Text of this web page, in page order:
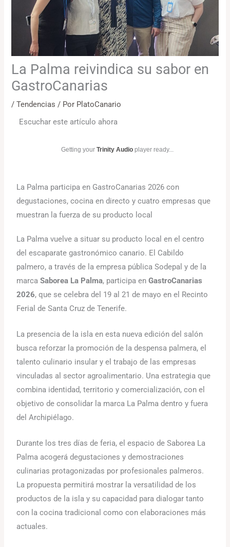
La Palma reivindica su sabor en
GastroCanarias
/Tendencias / Por PlatoCanario
Escuchar este artículo ahora
Getting yourTrinity Audio player ready...
La Palma participa en GastroCanarias 2026 con
degustaciones, cocina en directo y cuatro empresas que
muestran la fuerza de su producto local
La Palma vuelve a situar su producto local en el centro
del escaparate gastronómico canario. El Cabildo
palmero, a través de la empresa pública Sodepal y de la
marcaSaborea La Palma, participa enGastroCanarias
2026, que se celebra del 19 al 21 de mayo en el Recinto
Ferial de Santa Cruz de Tenerife.
La presencia de la isla en esta nueva edición del salón
busca reforzar la promoción de la despensa palmera, el
talento culinario insular y el trabajo de las empresas
vinculadas al sector agroalimentario. Una estrategia que
combina identidad, territorio y comercialización, con el
objetivo de consolidar la marca La Palma dentro y fuera
del Archipiélago.
Durante los tres días de feria, el espacio de Saborea La
Palma acogerá degustaciones y demostraciones
culinarias protagonizadas por profesionales palmeros.
La propuesta permitirá mostrar la versatilidad de los
productos de la isla y su capacidad para dialogar tanto
con la cocina tradicional como con elaboraciones más
actuales.